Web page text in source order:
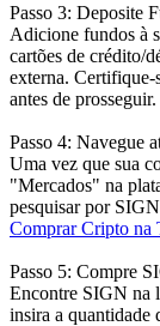
Passo 3: Deposite
Adicione fundos à
cartões de crédito/
externa. Certifique-
antes de prosseguir.
Passo 4: Navegue
Uma vez que sua
"Mercados" na
pesquisar por
Comprar Cripto na
Passo 5: Compre
Encontre SIGN na
insira a quantidade